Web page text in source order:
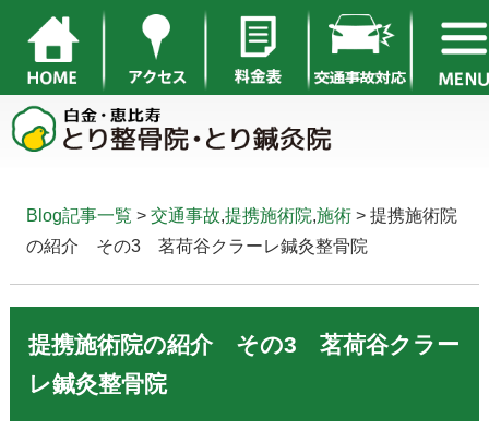
Blog記事一覧 > 交通事故,提携施術院,施術> 提携施術院
の紹介 その3 茗荷谷クラーレ鍼灸整骨院
提携施術院の紹介 その3 茗荷谷クラー
レ鍼灸整骨院